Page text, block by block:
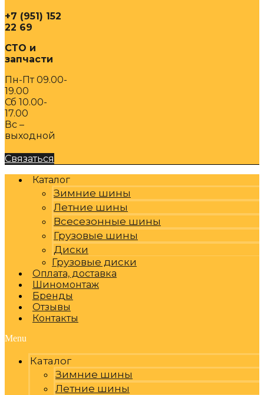
+7 (951) 152
22 69
СТО и
запчасти
Пн-Пт 09.00-
19.00
Сб 10.00-
17.00
Вс –
выходной
Связаться
Каталог
Зимние шины
Летние шины
Всесезонные шины
Грузовые шины
Диски
Грузовые диски
Оплата, доставка
Шиномонтаж
Бренды
Отзывы
Контакты
Menu
Каталог
Зимние шины
Летние шины